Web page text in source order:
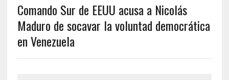
Comando Sur de EEUU acusa a Nicolás
Maduro de socavar la voluntad democrática
en Venezuela